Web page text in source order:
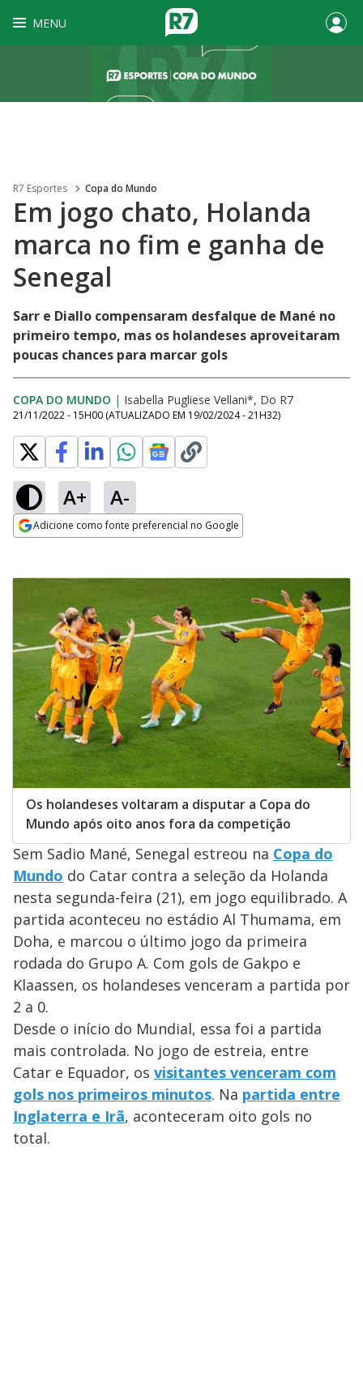
MENU
R7 Esportes Copa do Mundo
Em jogo chato, Holanda
marca no fim e ganha de
Senegal
Sarr e Diallo compensaram desfalque de Mané no
primeiro tempo, mas os holandeses aproveitaram
poucas chances para marcar gols
COPA DO MUNDO | Isabella Pugliese Vellani*, Do R7
21/11/2022 - 15H00 (ATUALIZADO EM 19/02/2024 - 21H32)
A+ A-
Adicione como fonte preferencial no Google
Os holandeses voltaram a disputar a Copa do
Mundo após oito anos fora da competição
Sem Sadio Mané, Senegal estreou na Copa do
Mundo do Catar contra a seleção da Holanda
nesta segunda-feira (21), em jogo equilibrado. A
partida aconteceu no estádio Al Thumama, em
Doha, e marcou o último jogo da primeira
rodada do Grupo A. Com gols de Gakpo e
Klaassen, os holandeses venceram a partida por
2 a 0.
Desde o início do Mundial, essa foi a partida
mais controlada. No jogo de estreia, entre
Catar e Equador, os visitantes venceram com
gols nos primeiros minutos. Na partida entre
Inglaterra e Irã, aconteceram oito gols no
total.